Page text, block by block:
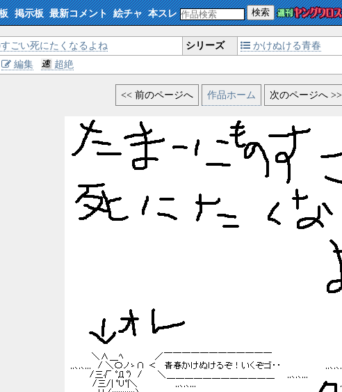
掲示板 最新コメント 絵チャ 本スレ 検索
ごい死にたくなるよね シリーズ かけぬける青春
編集 超絶
<< 前のページへ 作品ホーム 次のページへ >>